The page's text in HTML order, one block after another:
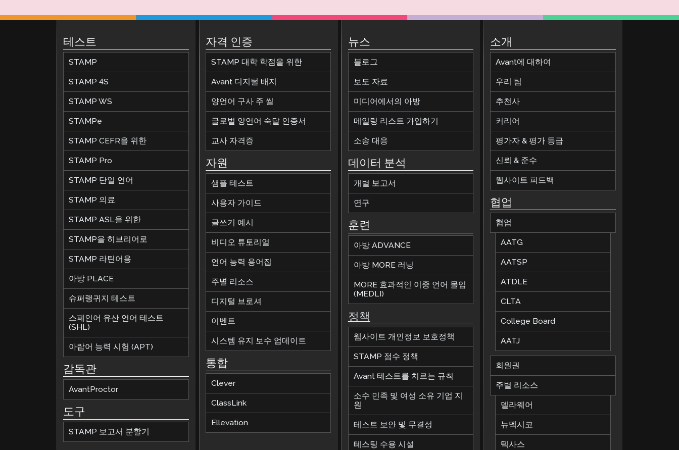
테스트
STAMP
STAMP 4S
STAMP WS
STAMPe
STAMP CEFR을 위한
STAMP Pro
STAMP 단일 언어
STAMP 의료
STAMP ASL을 위한
STAMP을 히브리어로
STAMP 라틴어용
아방 PLACE
슈퍼랭귀지 테스트
스페인어 유산 언어 테스트
(SHL)
아랍어 능력 시험 (APT)
감독관
AvantProctor
도구
STAMP 보고서 분할기
자격 인증
STAMP 대학 학점을 위한
Avant 디지털 배지
양언어 구사 주 씰
글로벌 양언어 숙달 인증서
교사 자격증
자원
샘플 테스트
사용자 가이드
글쓰기 예시
비디오 튜토리얼
언어 능력 용어집
주별 리소스
디지털 브로셔
이벤트
시스템 유지 보수 업데이트
통합
Clever
ClassLink
Ellevation
뉴스
블로그
보도 자료
미디어에서의 아방
메일링 리스트 가입하기
소송 대응
데이터 분석
개별 보고서
연구
훈련
아방 ADVANCE
아방 MORE 러닝
MORE 효과적인 이중 언어 몰입
(MEDLI)
정책
웹사이트 개인정보 보호정책
STAMP 점수 정책
Avant 테스트를 치르는 규칙
소수 민족 및 여성 소유 기업 지
원
테스트 보안 및 무결성
테스팅 수용 시설
소개
Avant에 대하여
우리 팀
추천사
커리어
평가자 & 평가 등급
신뢰 & 준수
웹사이트 피드백
협업
협업
AATG
AATSP
ATDLE
CLTA
College Board
AATJ
회원권
주별 리소스
델라웨어
뉴멕시코
텍사스